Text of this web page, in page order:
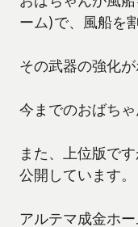
ーム)で、風船を
その武器の強化が
今までのおばちゃ
また、上位版で
公開しています。
アルテマ成金ホ